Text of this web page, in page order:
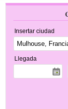
Insertar ciudad
Llegada